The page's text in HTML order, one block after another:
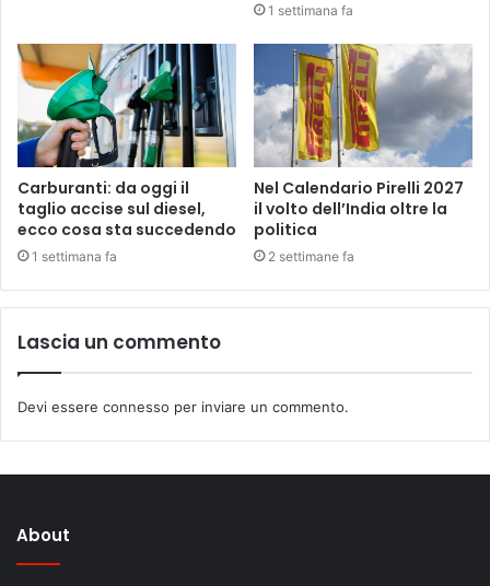
1 settimana fa
Carburanti: da oggi il
taglio accise sul diesel,
ecco cosa sta succedendo
1 settimana fa
Nel Calendario Pirelli 2027
il volto dell’India oltre la
politica
2 settimane fa
Lascia un commento
Devi essere connesso per inviare un commento.
About